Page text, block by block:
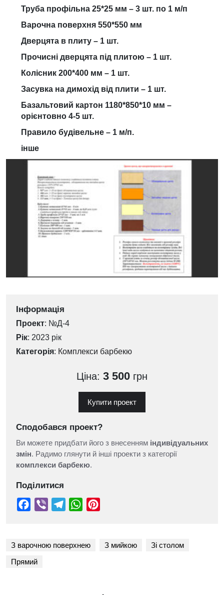
Труба профільна 25*25 мм – 3 шт. по 1 м/п
Варочна поверхня 550*550 мм
Дверцята в плиту – 1 шт.
Прочисні дверцята під плитою – 1 шт.
Колісник 200*400 мм – 1 шт.
Засувка на димохід від плити – 1 шт.
Базальтовий картон 1180*850*10 мм –
орієнтовно 4-5 шт.
Правило будівельне – 1 м/п.
інше
Інформація
Проект: №Д-4
Рік: 2023 рік
Категорія: Комплекси барбекю
Ціна: 3 500 грн
Купити проект
Сподобався проект?
Ви можете придбати його з внесенням індивідуальних
змін. Радимо глянути й інші проекти з категорії
комплекси барбекю.
Поділитися
З варочною поверхнею З мийкою
Зі столом
Прямий